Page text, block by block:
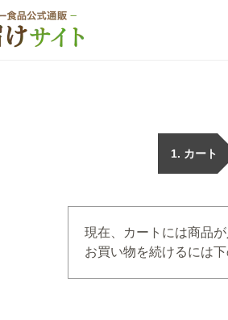
カート
現在、カートには商品が
お買い物を続けるには